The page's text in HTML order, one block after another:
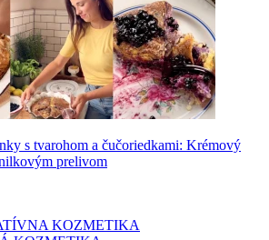
s tvarohom a čučoriedkami: Krémový
prelivom
KOZMETIKA